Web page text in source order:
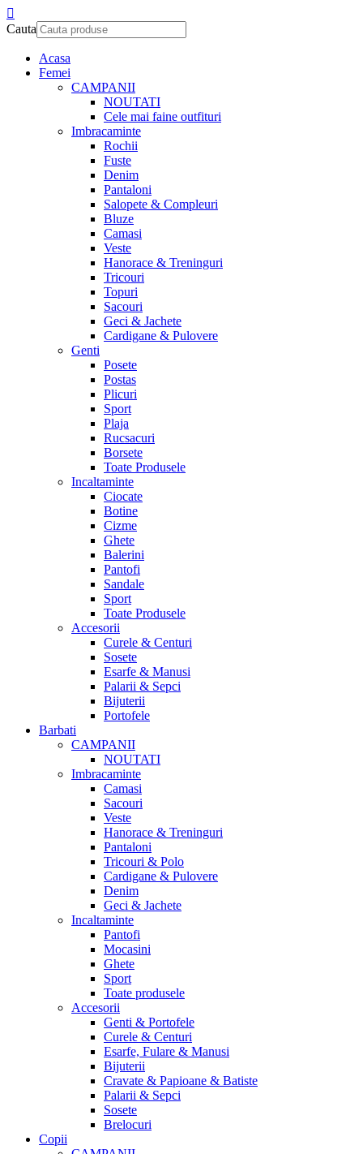
Cauta
Acasa
Femei
CAMPANII
NOUTATI
Cele mai faine outfituri
Imbracaminte
Rochii
Fuste
Denim
Pantaloni
Salopete & Compleuri
Bluze
Camasi
Veste
Hanorace & Treninguri
Tricouri
Topuri
Sacouri
Geci & Jachete
Cardigane & Pulovere
Genti
Posete
Postas
Plicuri
Sport
Plaja
Rucsacuri
Borsete
Toate Produsele
Incaltaminte
Ciocate
Botine
Cizme
Ghete
Balerini
Pantofi
Sandale
Sport
Toate Produsele
Accesorii
Curele & Centuri
Sosete
Esarfe & Manusi
Palarii & Sepci
Bijuterii
Portofele
Barbati
CAMPANII
NOUTATI
Imbracaminte
Camasi
Sacouri
Veste
Hanorace & Treninguri
Pantaloni
Tricouri & Polo
Cardigane & Pulovere
Denim
Geci & Jachete
Incaltaminte
Pantofi
Mocasini
Ghete
Sport
Toate produsele
Accesorii
Genti & Portofele
Curele & Centuri
Esarfe, Fulare & Manusi
Bijuterii
Cravate & Papioane & Batiste
Palarii & Sepci
Sosete
Brelocuri
Copii